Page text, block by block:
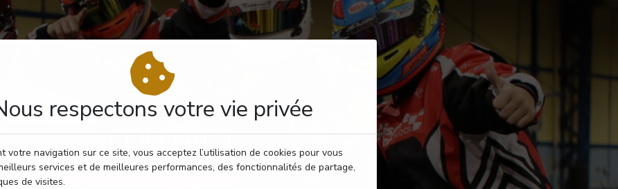
respectons votre vie privée
votre navigation sur ce site, vous acceptez l’utilisation de cookies pour vous
services et de meilleures performances, des fonctionnalités de partage,
de visites.
CONTACT
RÉSERVEZ VOTRE PASSAGE